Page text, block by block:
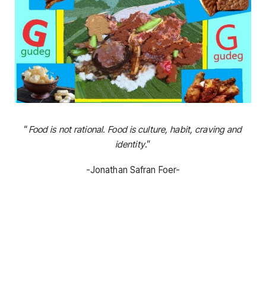
“Food is not rational. Food is culture, habit, craving and
identity.”
-Jonathan Safran Foer-